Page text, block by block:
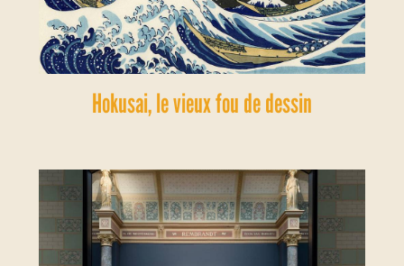
Hokusai, le vieux fou de dessin